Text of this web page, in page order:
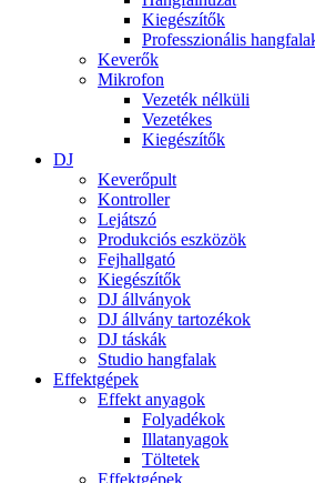
Kiegészítők
Professzionális
Keverők
Mikrofon
Vezeték nélküli
Vezetékes
Kiegészítők
DJ
Keverőpult
Kontroller
Lejátszó
Produkciós eszközök
Fejhallgató
Kiegészítők
DJ állványok
DJ állvány tartozékok
DJ táskák
Studio hangfalak
Effektgépek
Effekt anyagok
Folyadékok
Illatanyagok
Töltetek
Effektgépek